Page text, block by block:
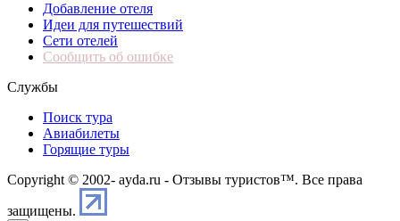
Добавление отеля
Идеи для путешествий
Сети отелей
Сообщить об ошибке
Службы
Поиск тура
Авиабилеты
Горящие туры
Copyright © 2002- ayda.ru - Отзывы туристов™. Все права
защищены.